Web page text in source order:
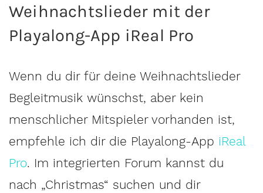
Weihnachtslieder mit der
Playalong-App iReal Pro
Wenn du dir für deine Weihnachtslieder
Begleitmusik wünschst, aber kein
menschlicher Mitspieler vorhanden ist,
empfehle ich dir die Playalong-App iReal
Pro. Im integrierten Forum kannst du
nach „Christmas“ suchen und dir